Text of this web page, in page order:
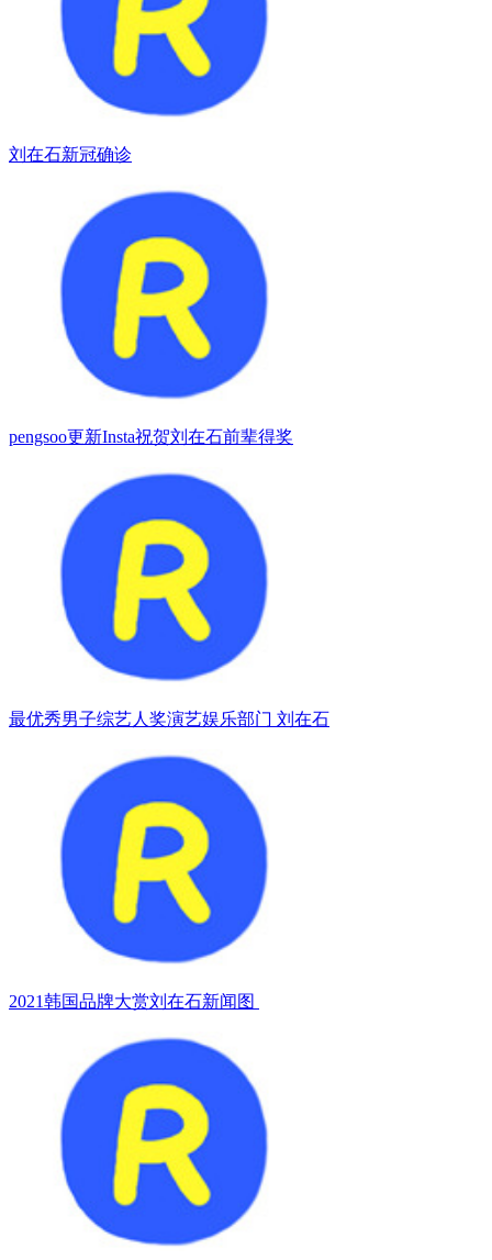
刘在石新冠确诊
pengsoo更新Insta祝贺刘在石前辈得奖
最优秀男子综艺人奖演艺娱乐部门 刘在石
2021韩国品牌大赏刘在石新闻图 ​​​​